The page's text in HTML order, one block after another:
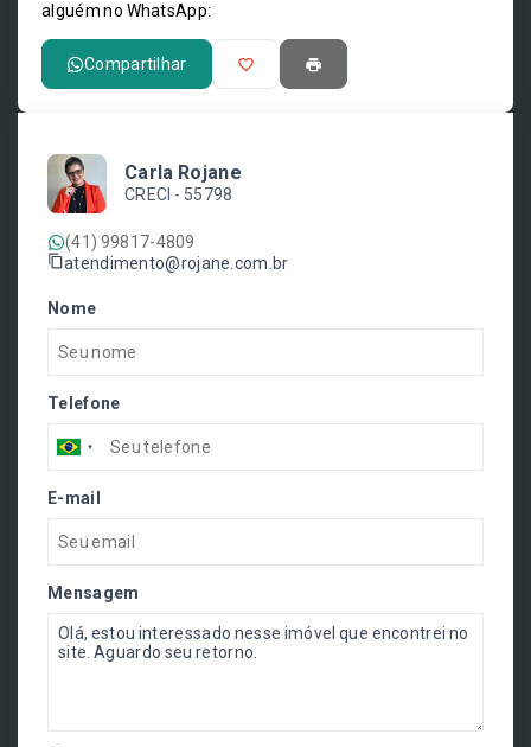
alguém no WhatsApp:
Compartilhar
Carla Rojane
CRECI - 55798
(41) 99817-4809
atendimento@rojane.com.br
Nome
Telefone
E-mail
Mensagem